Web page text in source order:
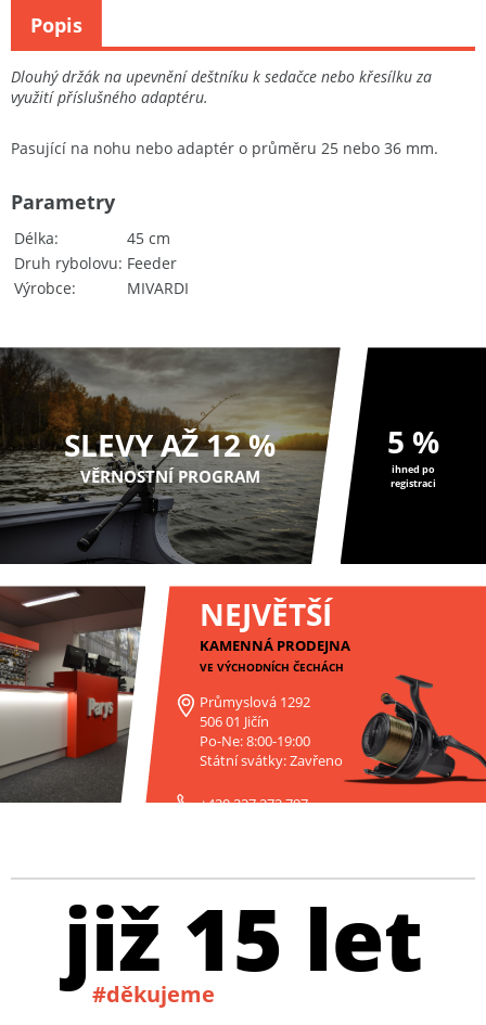
Dlouhý držák na upevnění deštníku k sedačce nebo křesílku za
využití příslušného adaptéru.
Pasující na nohu nebo adaptér o průměru 25 nebo 36 mm.
Délka
45 cm
Druh rybolovu Feeder
Výrobce
MIVARDI
Parametry
Popis
SLEVY AŽ 12 %
VĚRNOSTNÍ PROGRAM
5 %
ihned po
registraci
NEJVĚTŠÍ
KAMENNÁ PRODEJNA
VE VÝCHODNÍCH ČECHÁCH
Průmyslová 1292
506 01 Jičín
Po-Ne: 8:00-19:00
Státní svátky: Zavřeno
+420 227 272 797
již 15 let
#děkujeme